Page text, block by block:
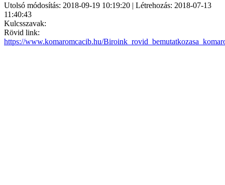
Utolsó módosítás: 2018-09-19 10:19:20 | Létrehozás: 2018-07-13
11:40:43
Kulcsszavak:
Rövid link:
https://www.komaromcacib.hu/